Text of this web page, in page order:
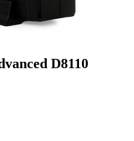
D8110